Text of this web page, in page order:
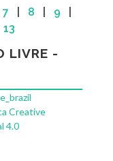
7 8 9
13
LIVRE -
Creative
4.0